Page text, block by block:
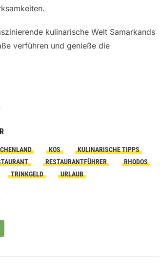
kulinarische Welt Samarkands
verführen und genieße die
KOS
KULINARISCHE TIPPS
RESTAURANTFÜHRER
RHODOS
TRINKGELD URLAUB